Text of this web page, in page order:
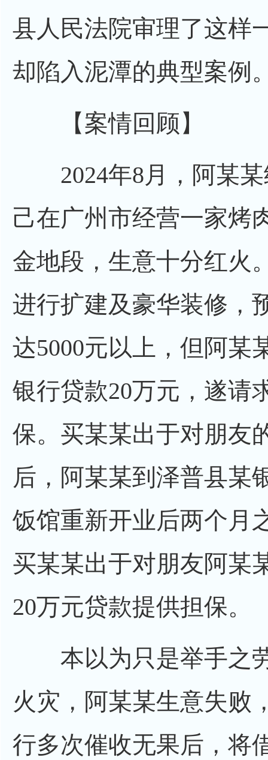
县人民法院审理了这样
却陷入泥潭的典型案例
【案情回顾】
2024年8月，阿某某
己在广州市经营一家烤
金地段，生意十分红火
进行扩建及豪华装修，
达5000元以上，但阿某
银行贷款20万元，遂请
保。买某某出于对朋友
后，阿某某到泽普县某
饭馆重新开业后两个月
买某某出于对朋友阿某
20万元贷款提供担保。
本以为只是举手之
火灾，阿某某生意失败
行多次催收无果后，将